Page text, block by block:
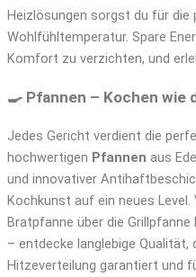
Heizlösungen sorgst du für die
Wohlfühltemperatur. Spare
Komfort zu verzichten, und
🍳 Pfannen – Kochen wie
Jedes Gericht verdient die
hochwertigen Pfannen aus
und innovativer
Kochkunst auf ein neues Level.
Bratpfanne über die Grillpfanne
– entdecke langlebige Qualität,
Hitzeverteilung garantiert und